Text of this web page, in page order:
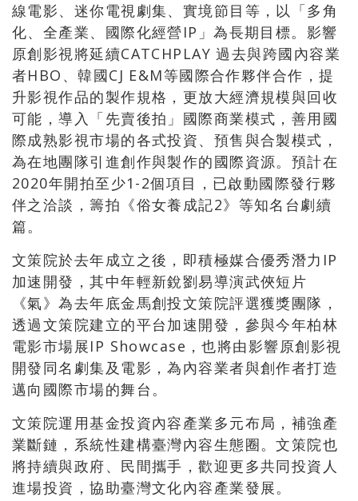
線電影、迷你電視劇集、實境節目等，以「多角
化、全產業、國際化經營IP」為長期目標。影響
原創影視將延續CATCHPLAY 過去與跨國內容業
者HBO、韓國CJ E&M等國際合作夥伴合作，提
升影視作品的製作規格，更放大經濟規模與回收
可能，導入「先賣後拍」國際商業模式，善用國
際成熟影視市場的各式投資、預售與合製模式，
為在地團隊引進創作與製作的國際資源。預計在
2020年開拍至少1-2個項目，已啟動國際發行夥
伴之洽談，籌拍《俗女養成記2》等知名台劇續
篇。
文策院於去年成立之後，即積極媒合優秀潛力IP
加速開發，其中年輕新銳劉易導演武俠短片
《氣》為去年底金馬創投文策院評選獲獎團隊，
透過文策院建立的平台加速開發，參與今年柏林
電影市場展IP Showcase，也將由影響原創影視
開發同名劇集及電影，為內容業者與創作者打造
邁向國際市場的舞台。
文策院運用基金投資內容產業多元布局，補強產
業斷鏈，系統性建構臺灣內容生態圈。文策院也
將持續與政府、民間攜手，歡迎更多共同投資人
進場投資，協助臺灣文化內容產業發展。